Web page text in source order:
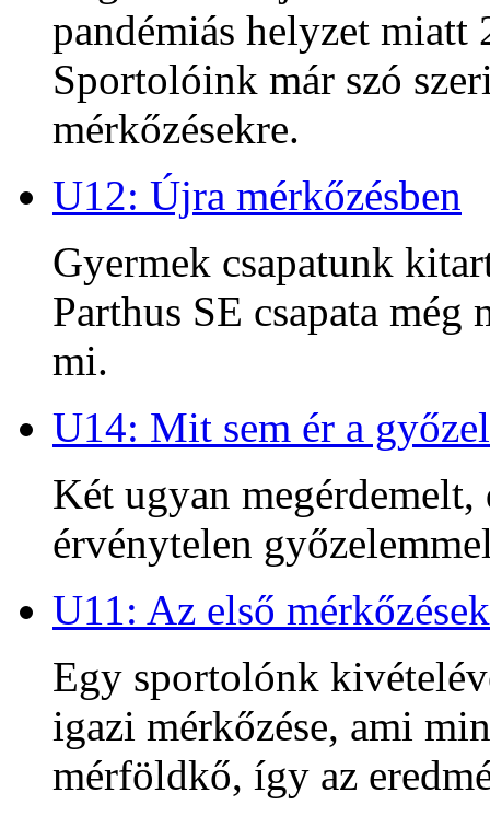
pandémiás helyzet
Sportolóink már szó
mérkőzésekre.
U12: Újra mérkőzésben
Gyermek csapatunk
Parthus SE csapata
mi.
U14: Mit sem ér a
Két ugyan
érvénytelen
U11: Az első mérkőzések
Egy sportolónk
igazi mérkőzése, ami
mérföldkő, így az